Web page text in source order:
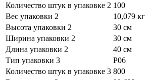
Количество штук в упаковке 2 100
Вес упаковки 2
10,079 кг
Высота упаковки 2
30 см
Ширина упаковки 2
30 см
Длина упаковки 2
40 см
Тип упаковки 3
P06
Количество штук в упаковке 3 800